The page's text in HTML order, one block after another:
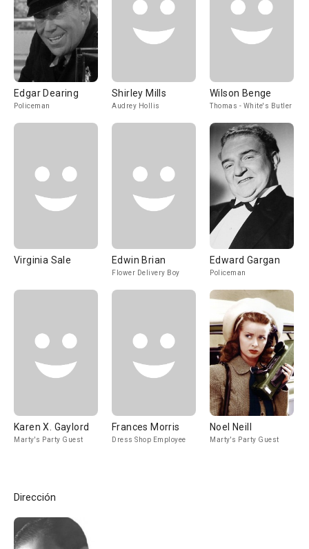
Edgar Dearing
Policeman
Shirley Mills
Audrey Hollis
Wilson Benge
Thomas - White's Butler
Virginia Sale Edwin Brian
Flower Delivery Boy
Edward Gargan
Policeman
Karen X. Gaylord
Marty's Party Guest
Frances Morris
Dress Shop Employee
Noel Neill
Marty's Party Guest
Dirección